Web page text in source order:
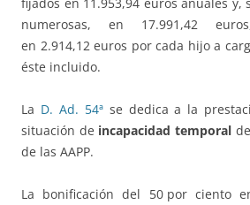
numerosas, en 17.991,42
en 2.914,12 euros por cada hijo a
éste incluido.
La D. Ad. 54ªse dedica a la
situación de incapacidad temporal
de las AAPP.
La bonificación del 50 por ciento